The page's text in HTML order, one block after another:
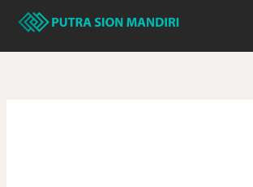
Lewati
konten